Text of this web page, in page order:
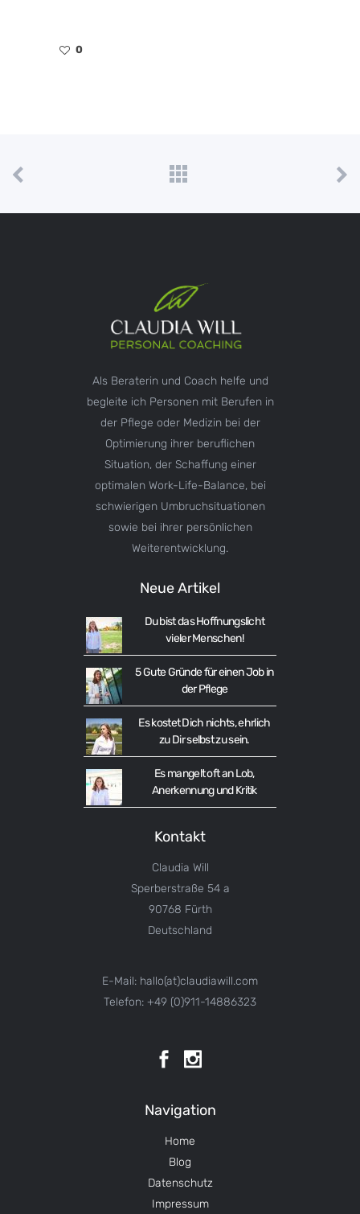
0
Als Beraterin und Coach helfe und
begleite ich Personen mit Berufen in
der Pflege oder Medizin bei der
Optimierung ihrer beruflichen
Situation, der Schaffung einer
optimalen Work-Life-Balance, bei
schwierigen Umbruchsituationen
sowie bei ihrer persönlichen
Weiterentwicklung.
Neue Artikel
Du bist das Hoffnungslicht
vieler Menschen!
5 Gute Gründe für einen Job in
der Pflege
Es kostet Dich nichts, ehrlich
zu Dir selbst zu sein.
Es mangelt oft an Lob,
Anerkennung und Kritik
Kontakt
Claudia Will
Sperberstraße 54 a
90768 Fürth
Deutschland
E-Mail: hallo(at)claudiawill.com
Telefon: +49 (0)911-14886323
Navigation
Home
Blog
Datenschutz
Impressum